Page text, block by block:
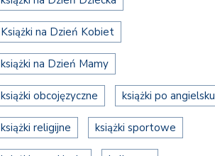
Książki na Dzień Kobiet
książki na Dzień Mamy
książki obcojęzyczne książki po angielsku
książki religijne książki sportowe